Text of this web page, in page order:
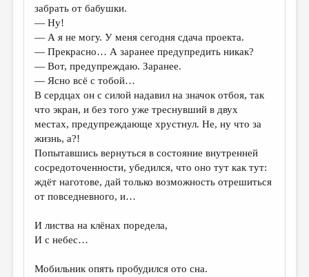
КНИЖНАЯ ПОЛКА
ОБЗОР ЛИТЕРАТУРЫ
СТРАНИЦЫ ПАМЯТИ
ОБЪЯВЛЕНИЯ
РЕДКОЛЛЕГИЯ
ОТ РЕДАКЦИИ
МАЛАЯ ПРОЗА
ЛИТЕРАТУРОВЕДЕНИЕ
забрать от бабушки.
— Ну!
— А я не могу. У меня сегодня сдача проекта.
— Прекрасно… А заранее предупредить никак?
— Вот, предупреждаю. Заранее.
— Ясно всё с тобой…
В сердцах он с силой надавил на значок отбоя, так
что экран, и без того уже треснувший в двух
местах, предупреждающе хрустнул. Не, ну что за
жизнь, а?!
Попытавшись вернуться в состояние внутренней
сосредоточенности, убедился, что оно тут как тут:
ждёт наготове, дай только возможность отрешиться
от повседневного, и…
И листва на клёнах поредела,
И с небес…
Мобильник опять пробудился ото сна.